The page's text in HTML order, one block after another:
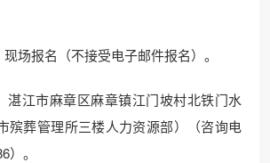
报名（不接受电子邮件报名）。
江市麻章区麻章镇江门坡村北铁门水
殡葬管理所三楼人力资源部）（咨询电
。